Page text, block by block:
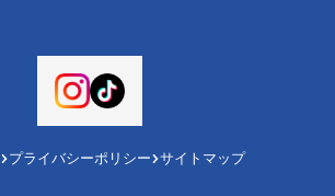
プライバシーポリシー サイトマップ